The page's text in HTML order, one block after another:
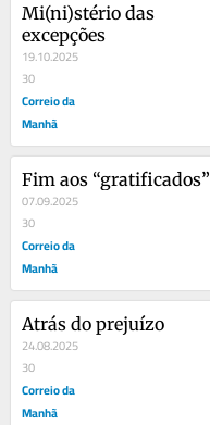
Mi(ni)stério das
excepções
19.10.2025
30
Correio da
Manhã
Fim aos “gratificados”
07.09.2025
30
Correio da
Manhã
Atrás do prejuízo
24.08.2025
30
Correio da
Manhã